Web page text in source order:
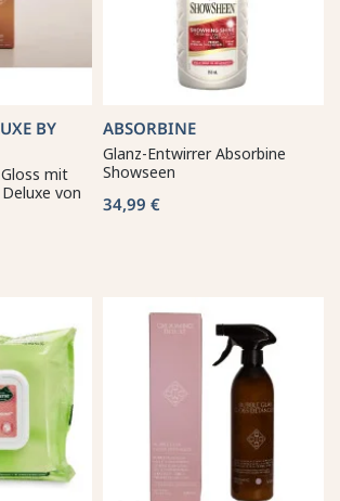
BY
mit
von
ABSORBINE
Glanz-Entwirrer Absorbine
Showseen
34,99 €